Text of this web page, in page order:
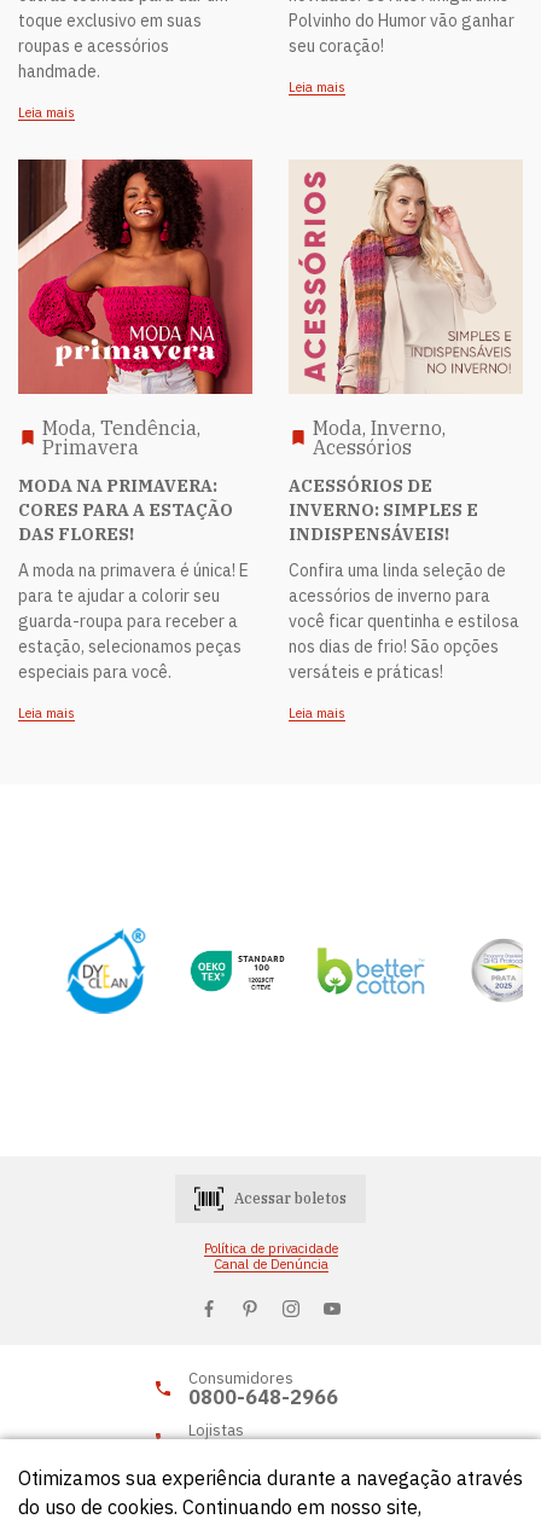
toque exclusivo em suas
roupas e acessórios
handmade.
Leia mais
Polvinho do Humor vão ganhar
seu coração!
Leia mais
Moda, Tendência,
Primavera
MODA NA PRIMAVERA:
CORES PARA A ESTAÇÃO
DAS FLORES!
A moda na primavera é única! E
para te ajudar a colorir seu
guarda-roupa para receber a
estação, selecionamos peças
especiais para você.
Leia mais
Moda, Inverno,
Acessórios
ACESSÓRIOS DE
INVERNO: SIMPLES E
INDISPENSÁVEIS!
Confira uma linda seleção de
acessórios de inverno para
você ficar quentinha e estilosa
nos dias de frio! São opções
versáteis e práticas!
Leia mais
Acessar boletos
Política de privacidade
Canal de Denúncia
Consumidores
0800-648-2966
Lojistas
Otimizamos sua experiência durante a navegação através
do uso de cookies. Continuando em nosso site,